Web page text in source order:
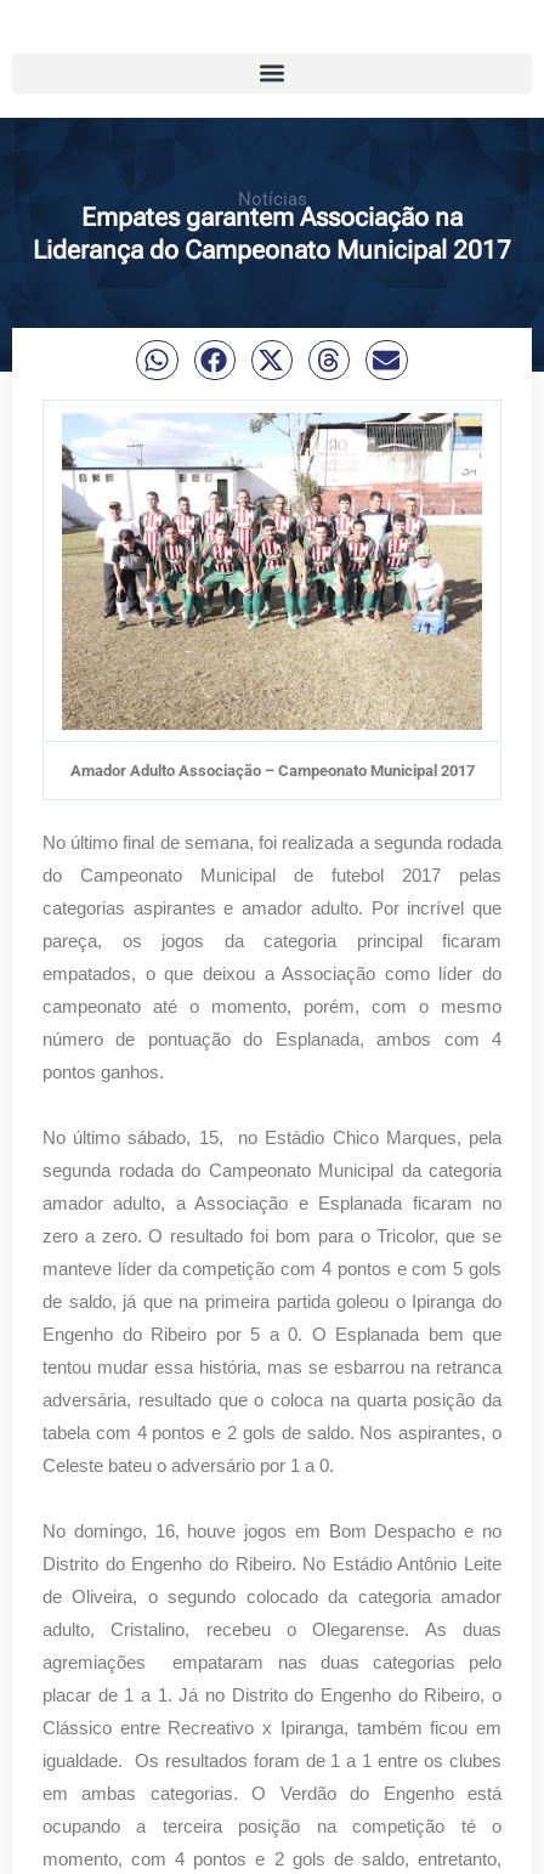
Notícias
Empates garantem Associação na
Liderança do Campeonato Municipal 2017
Amador Adulto Associação – Campeonato Municipal 2017
No último final de semana, foi realizada a segunda rodada
do Campeonato Municipal de futebol 2017 pelas
categorias aspirantes e amador adulto. Por incrível que
pareça, os jogos da categoria principal ficaram
empatados, o que deixou a Associação como líder do
campeonato até o momento, porém, com o mesmo
número de pontuação do Esplanada, ambos com 4
pontos ganhos.
No último sábado, 15, no Estádio Chico Marques, pela
segunda rodada do Campeonato Municipal da categoria
amador adulto, a Associação e Esplanada ficaram no
zero a zero. O resultado foi bom para o Tricolor, que se
manteve líder da competição com 4 pontos e com 5 gols
de saldo, já que na primeira partida goleou o Ipiranga do
Engenho do Ribeiro por 5 a 0. O Esplanada bem que
tentou mudar essa história, mas se esbarrou na retranca
adversária, resultado que o coloca na quarta posição da
tabela com 4 pontos e 2 gols de saldo. Nos aspirantes, o
Celeste bateu o adversário por 1 a 0.
No domingo, 16, houve jogos em Bom Despacho e no
Distrito do Engenho do Ribeiro. No Estádio Antônio Leite
de Oliveira, o segundo colocado da categoria amador
adulto, Cristalino, recebeu o Olegarense. As duas
agremiações empataram nas duas categorias pelo
placar de 1 a 1. Já no Distrito do Engenho do Ribeiro, o
Clássico entre Recreativo x Ipiranga, também ficou em
igualdade. Os resultados foram de 1 a 1 entre os clubes
em ambas categorias. O Verdão do Engenho está
ocupando a terceira posição na competição té o
momento, com 4 pontos e 2 gols de saldo, entretanto,